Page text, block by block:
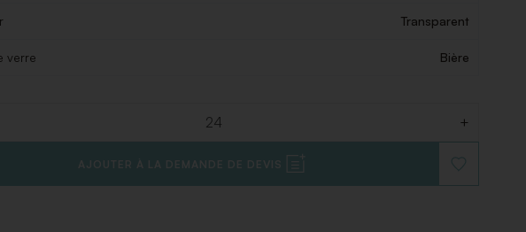
Transparent
verre Bière
+
AJOUTER À LA DEMANDE DE DEVIS
À